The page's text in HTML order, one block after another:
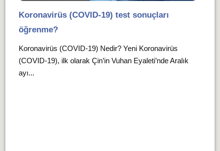
Koronavirüs (COVID-19) test sonuçları
öğrenme?
Koronavirüs (COVID-19) Nedir? Yeni Koronavirüs
(COVID-19), ilk olarak Çin’in Vuhan Eyaleti’nde Aralık
ayı...